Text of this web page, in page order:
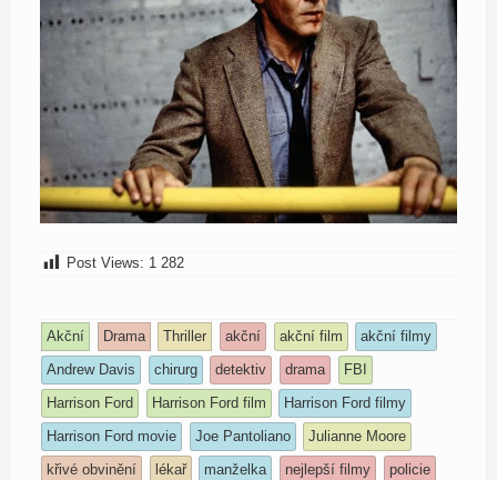
Post Views: 1 282
Akční Drama Thriller akční akční film
akční filmy
Andrew Davis
chirurg detektiv drama
FBI
Harrison Ford
Harrison Ford film
Harrison Ford filmy
Harrison Ford movie
Joe Pantoliano
Julianne Moore
křivé obvinění
lékař manželka nejlepší filmy
policie